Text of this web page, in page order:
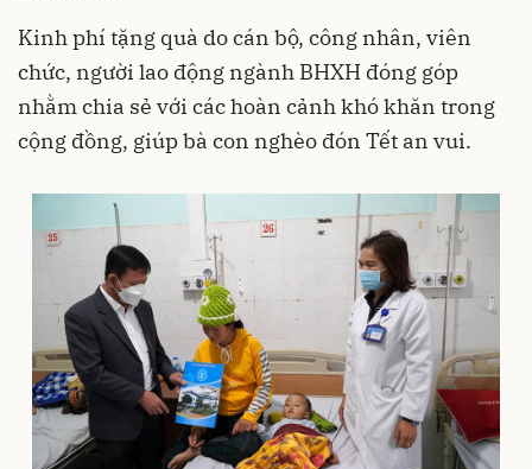
Kinh phí tặng quà do cán bộ, công nhân, viên
chức, người lao động ngành BHXH đóng góp
nhằm chia sẻ với các hoàn cảnh khó khăn trong
cộng đồng, giúp bà con nghèo đón Tết an vui.